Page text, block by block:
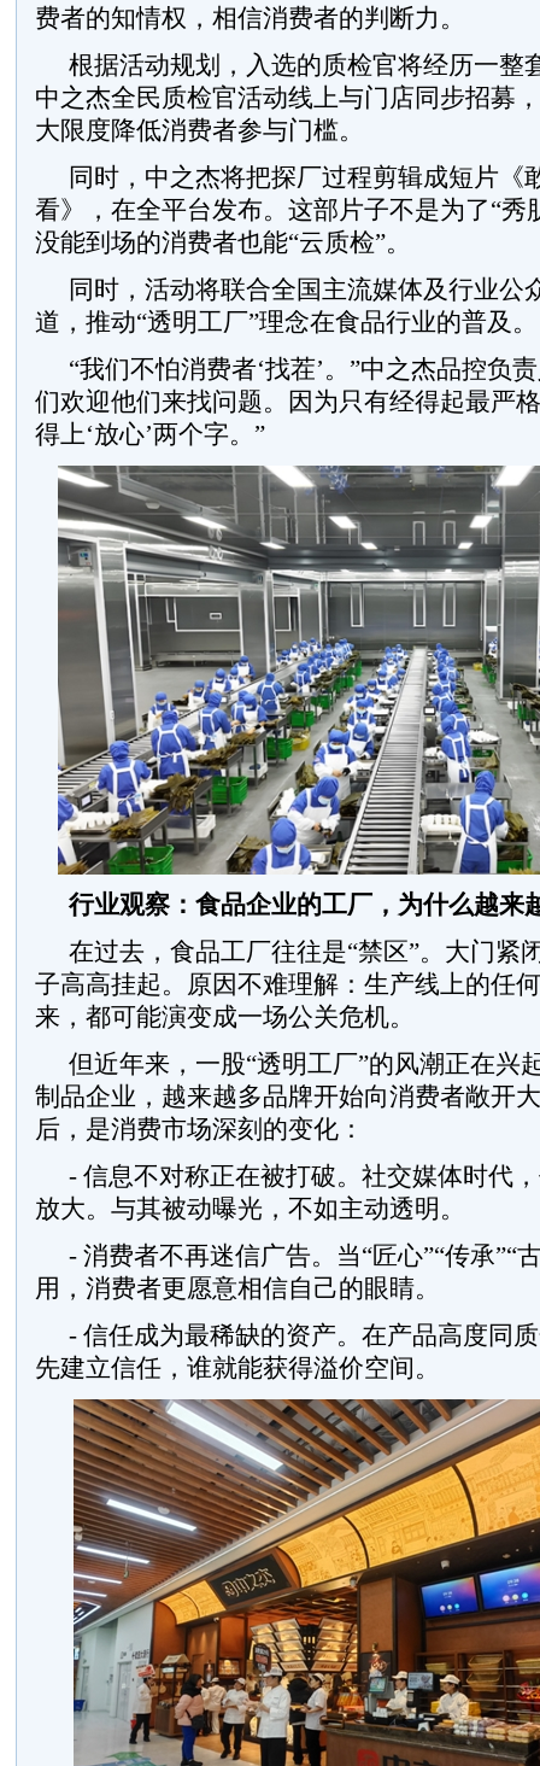
费者的知情权，相信消费者的判断力。
根据活动规划，入选的质检官将经历一整
中之杰全民质检官活动线上与门店同步招募
大限度降低消费者参与门槛。
同时，中之杰将把探厂过程剪辑成短片《
看》，在全平台发布。这部片子不是为了“秀
没能到场的消费者也能“云质检”。
同时，活动将联合全国主流媒体及行业公
道，推动“透明工厂”理念在食品行业的普及。
“我们不怕消费者‘找茬’。”中之杰品控负
们欢迎他们来找问题。因为只有经得起最严
得上‘放心’两个字。”
行业观察：食品企业的工厂，为什么越来
在过去，食品工厂往往是“禁区”。大门紧
子高高挂起。原因不难理解：生产线上的任
来，都可能演变成一场公关危机。
但近年来，一股“透明工厂”的风潮正在兴
制品企业，越来越多品牌开始向消费者敞开
后，是消费市场深刻的变化：
- 信息不对称正在被打破。社交媒体时代
放大。与其被动曝光，不如主动透明。
- 消费者不再迷信广告。当“匠心”“传承”“
用，消费者更愿意相信自己的眼睛。
- 信任成为最稀缺的资产。在产品高度同
先建立信任，谁就能获得溢价空间。